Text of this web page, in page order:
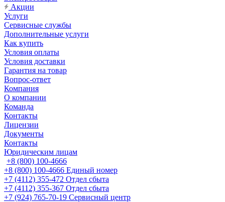
Акции
Услуги
Сервисные службы
Дополнительные услуги
Как купить
Условия оплаты
Условия доставки
Гарантия на товар
Вопрос-ответ
Компания
О компании
Команда
Контакты
Лицензии
Документы
Контакты
Юридическим лицам
+8 (800) 100-4666
+8 (800) 100-4666 Единый номер
+7 (4112) 355-472 Отдел сбыта
+7 (4112) 355-367 Отдел сбыта
+7 (924) 765-70-19 Сервисный центр